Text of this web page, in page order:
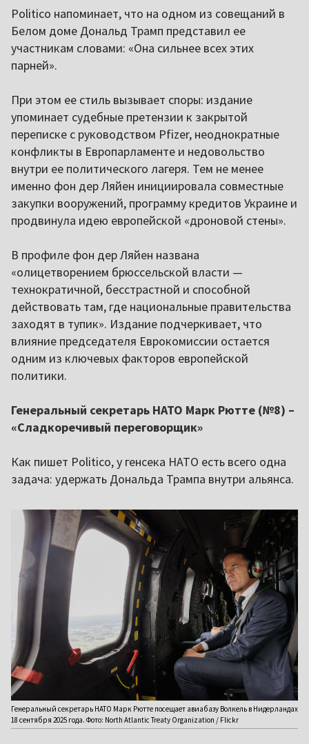
Politico напоминает, что на одном из совещаний в
Белом доме Дональд Трамп представил ее
участникам словами: «Она сильнее всех этих
парней».
При этом ее стиль вызывает споры: издание
упоминает судебные претензии к закрытой
переписке с руководством Pfizer, неоднократные
конфликты в Европарламенте и недовольство
внутри ее политического лагеря. Тем не менее
именно фон дер Ляйен инициировала совместные
закупки вооружений, программу кредитов Украине и
продвинула идею европейской «дроновой стены».
В профиле фон дер Ляйен названа
«олицетворением брюссельской власти —
технократичной, бесстрастной и способной
действовать там, где национальные правительства
заходят в тупик». Издание подчеркивает, что
влияние председателя Еврокомиссии остается
одним из ключевых факторов европейской
политики.
Генеральный секретарь НАТО Марк Рютте (№8) –
«Сладкоречивый переговорщик»
Как пишет Politico, у генсека НАТО есть всего одна
задача: удержать Дональда Трампа внутри альянса.
Генеральный секретарь НАТО Марк Рютте посещает авиабазу Волкель в Нидерландах
18 сентября 2025 года. Фото: North Atlantic Treaty Organization / Flickr